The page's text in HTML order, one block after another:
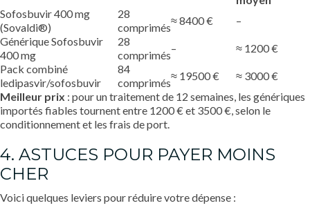
Sofosbuvir 400 mg
(Sovaldi®)
28
comprimés
≈ 8400 €
–
Générique Sofosbuvir
400 mg
28
comprimés
–
≈ 1200 €
Pack combiné
ledipasvir/sofosbuvir
84
comprimés
≈ 19500 €
≈ 3000 €
Meilleur prix : pour un traitement de 12 semaines, les génériques
importés fiables tournent entre 1200 € et 3500 €, selon le
conditionnement et les frais de port.
4. ASTUCES POUR PAYER MOINS
CHER
Voici quelques leviers pour réduire votre dépense :